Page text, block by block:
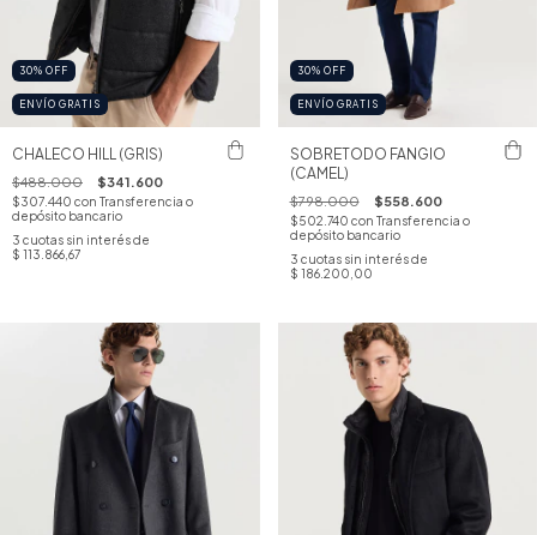
30% OFF
ENVÍO GRATIS
CHALECO HILL (GRIS)
$488.000 $341.600
$307.440 con Transferencia o
depósito bancario
3 cuotas sin interés de
$ 113.866,67
30% OFF
ENVÍO GRATIS
SOBRETODO FANGIO
(CAMEL)
$798.000 $558.600
$502.740 con Transferencia o
depósito bancario
3 cuotas sin interés de
$ 186.200,00